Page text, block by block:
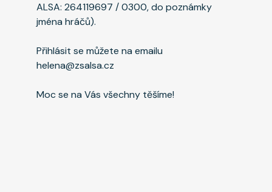
ALSA: 264119697 / 0300, do poznámky
jména hráčů).
Přihlásit se můžete na emailu
helena@zsalsa.cz
Moc se na Vás všechny těšíme!